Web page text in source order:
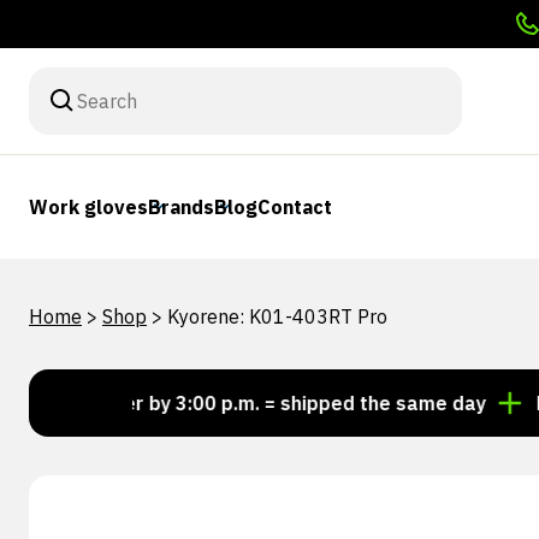
Work glovesBrandsBlogContact
Home > Shop > Kyorene: K01-403RT Pro
Order by 3:00 p.m. = shipped the same day